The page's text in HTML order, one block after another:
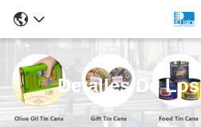
Detalles De